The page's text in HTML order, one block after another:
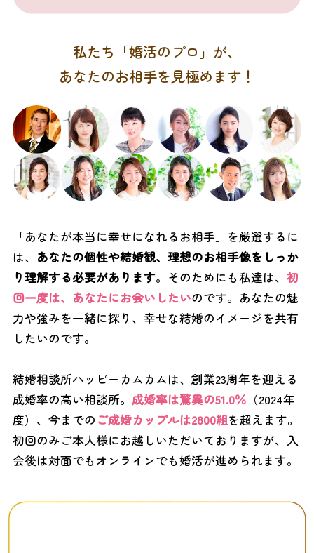
私たち「婚活のプロ」が、
あなたのお相手を見極めます！
「あなたが本当に幸せになれるお相手」を厳選するに
は、 あなたの個性や結婚観、理想のお相手像をしっか
り理解する必要があります。そのためにも私達は、 初
回一度は、あなたにお会いしたいのです。あなたの魅
力や強みを一緒に探り、幸せな結婚のイメージを共有
したいのです。
結婚相談所ハッピーカムカムは、創業23周年を迎える
成婚率の高い相談所。 成婚率は驚異の51.0％ （2024年
度）、今までの ご成婚カップルは2800組を超えます。
初回のみご本人様にお越しいただいておりますが、入
会後は対面でもオンラインでも婚活が進められます。